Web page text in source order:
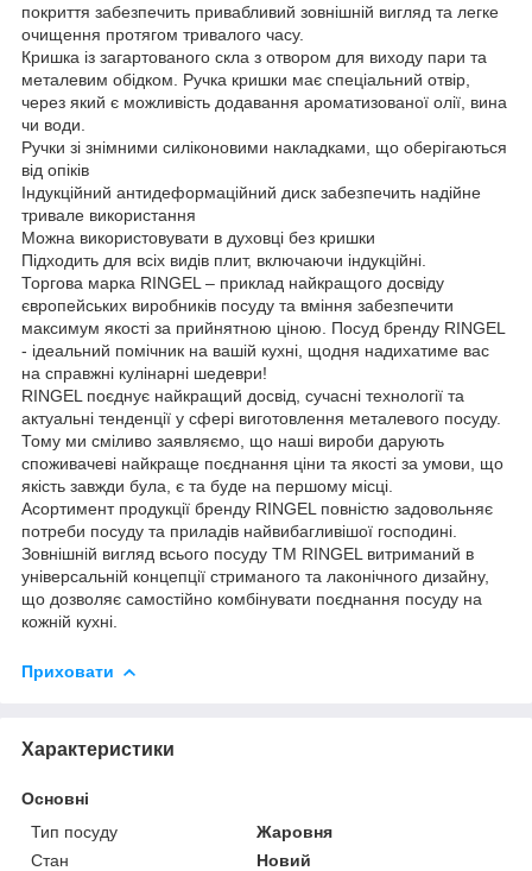
покриття забезпечить привабливий зовнішній вигляд та легке
очищення протягом тривалого часу.
Кришка із загартованого скла з отвором для виходу пари та
металевим обідком. Ручка кришки має спеціальний отвір,
через який є можливість додавання ароматизованої олії, вина
чи води.
Ручки зі знімними силіконовими накладками, що оберігаються
від опіків
Індукційний антидеформаційний диск забезпечить надійне
тривале використання
Можна використовувати в духовці без кришки
Підходить для всіх видів плит, включаючи індукційні.
Торгова марка RINGEL – приклад найкращого досвіду
європейських виробників посуду та вміння забезпечити
максимум якості за прийнятною ціною. Посуд бренду RINGEL
- ідеальний помічник на вашій кухні, щодня надихатиме вас
на справжні кулінарні шедеври!
RINGEL поєднує найкращий досвід, сучасні технології та
актуальні тенденції у сфері виготовлення металевого посуду.
Тому ми сміливо заявляємо, що наші вироби дарують
споживачеві найкраще поєднання ціни та якості за умови, що
якість завжди була, є та буде на першому місці.
Асортимент продукції бренду RINGEL повністю задовольняє
потреби посуду та приладів найвибагливішої господині.
Зовнішній вигляд всього посуду ТМ RINGEL витриманий в
універсальній концепції стриманого та лаконічного дизайну,
що дозволяє самостійно комбінувати поєднання посуду на
кожній кухні.
Приховати
Характеристики
Основні
Тип посуду
Жаровня
Стан
Новий